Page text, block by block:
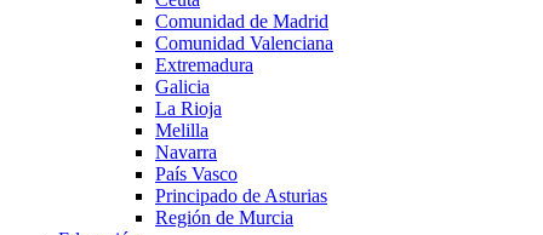
Comunidad de Madrid
Comunidad Valenciana
Extremadura
Galicia
La Rioja
Melilla
Navarra
País Vasco
Principado de Asturias
Región de Murcia